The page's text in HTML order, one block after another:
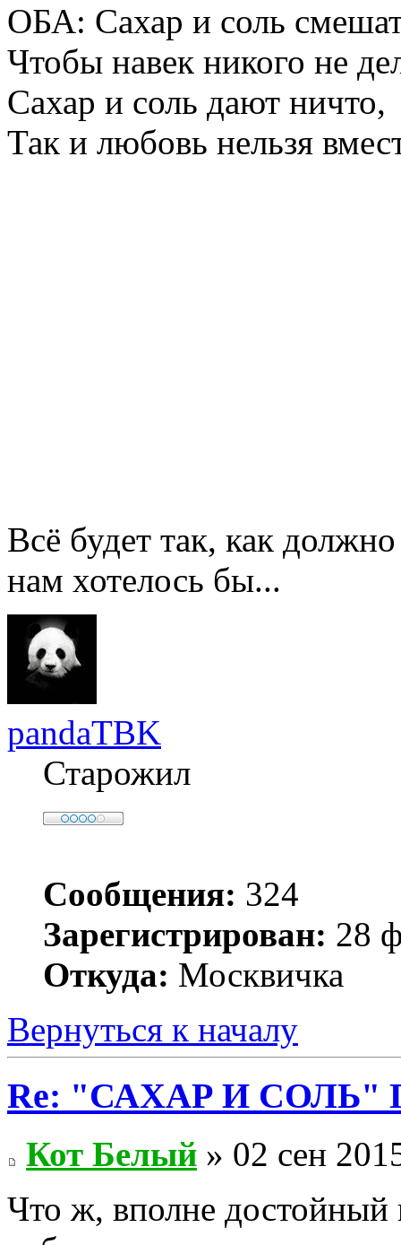
ОБА: Сахар и соль
Чтобы навек никого не
Сахар и соль дают ничто,
Так и любовь нельзя
Всё будет так, как
нам хотелось бы...
pandaTBK
Старожил
Сообщения: 324
Зарегистрирован: 28
Откуда: Москвичка
Вернуться к началу
Re: "САХАР И СОЛЬ"
Кот Белый » 02 сен
Что ж, вполне достойный